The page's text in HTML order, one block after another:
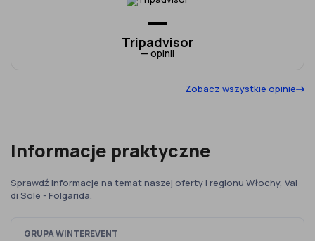
—
Tripadvisor
— opinii
Zobacz wszystkie opinie
Informacje praktyczne
Sprawdź informacje na temat naszej oferty i regionu Włochy, Val
di Sole - Folgarida.
GRUPA WINTEREVENT